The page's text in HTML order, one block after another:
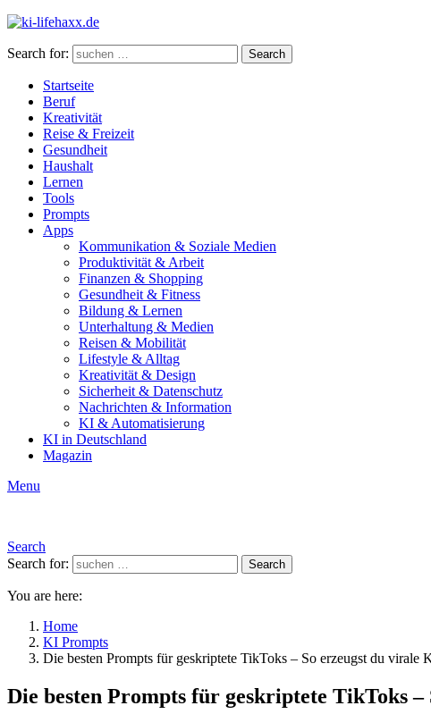
Search for: Search
Startseite
Beruf
Kreativität
Reise & Freizeit
Gesundheit
Haushalt
Lernen
Tools
Prompts
Apps
Kommunikation & Soziale Medien
Produktivität & Arbeit
Finanzen & Shopping
Gesundheit & Fitness
Bildung & Lernen
Unterhaltung & Medien
Reisen & Mobilität
Lifestyle & Alltag
Kreativität & Design
Sicherheit & Datenschutz
Nachrichten & Information
KI & Automatisierung
KI in Deutschland
Magazin
Menu
Search
Search for:
Search
You are here:
Home
KI Prompts
Die besten Prompts für geskriptete TikToks – So erzeugst du
Die besten Prompts für geskriptete TikToks